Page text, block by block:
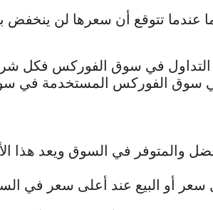
تتوقع أن سعرها لن ينخفض
التداول في سوق الفوركس
في سوق الفوركس المستخدمة في
والمتوفر في السوق ويعد هذا
أو البيع عند أعلى سعر في